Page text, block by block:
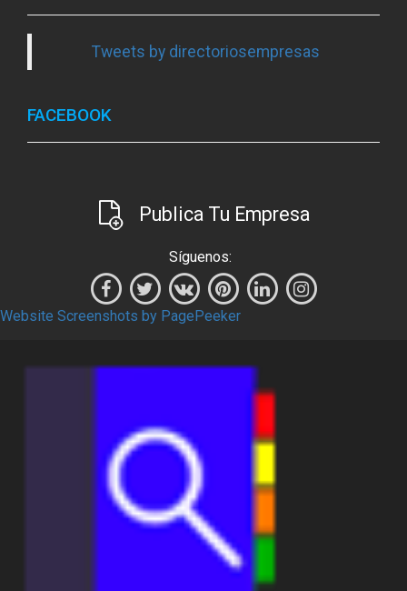
Tweets by directoriosempresas
FACEBOOK
Publica Tu Empresa
Síguenos:
Website Screenshots by PagePeeker